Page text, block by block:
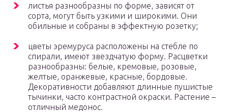
листья разнообразны по форме, зависят от
сорта, могут быть узкими и широкими. Они
обильные и собраны в эффектную розетку;
цветы эремуруса расположены на стебле по
спирали, имеют звездчатую форму. Расцветки
разнообразны: белые, кремовые, розовые,
желтые, оранжевые, красные, бордовые.
Декоративности добавляют длинные пушистые
тычинки, часто контрастной окраски. Растение –
отличный медонос.